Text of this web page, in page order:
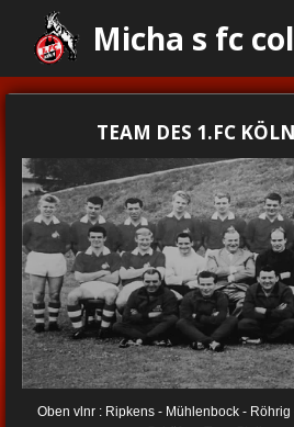
direct
naar
Micha s fc
TEAM DES 1.FC
Oben vlnr : Ripkens - Mühlenbock -